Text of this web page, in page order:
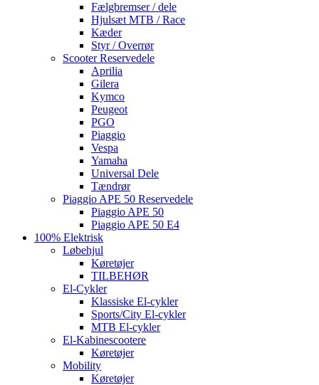
Fælgbremser / dele
Hjulsæt MTB / Race
Kæder
Styr / Overrør
Scooter Reservedele
Aprilia
Gilera
Kymco
Peugeot
PGO
Piaggio
Vespa
Yamaha
Universal Dele
Tændrør
Piaggio APE 50 Reservedele
Piaggio APE 50
Piaggio APE 50 E4
100% Elektrisk
Løbehjul
Køretøjer
TILBEHØR
El-Cykler
Klassiske El-cykler
Sports/City El-cykler
MTB El-cykler
El-Kabinescootere
Køretøjer
Mobility
Køretøjer